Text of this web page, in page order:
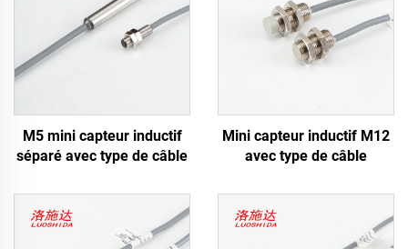
M5 mini capteur inductif
séparé avec type de câble
Mini capteur inductif M12
avec type de câble